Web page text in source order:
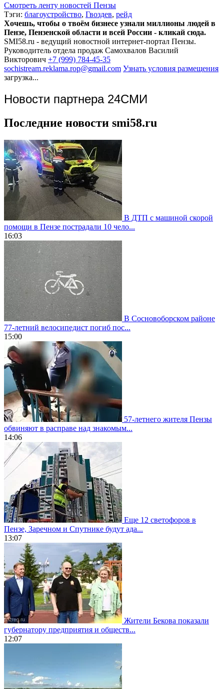
Смотреть ленту новостей Пензы
Тэги: благоустройство, Гвоздев, рейд
Хочешь, чтобы о твоём бизнесе узнали миллионы людей в
Пензе, Пензенской области и всей России - кликай сюда.
SMI58.ru - ведущий новостной интернет-портал Пензы.
Руководитель отдела продаж Самохвалов Василий
Викторович +7 (999) 784-45-35
sochistream.reklama.rop@gmail.com Узнать условия размещения
загрузка...
Новости партнера 24СМИ
Последние новости smi58.ru
В ДТП с машиной скорой
помощи в Пензе пострадали 10 чело...
16:03
В Сосновоборском районе
77-летний велосипедист погиб пос...
15:00
57-летнего жителя Пензы
обвиняют в расправе над знакомым...
14:06
Еще 12 светофоров в
Пензе, Заречном и Спутнике будут ада...
13:07
Жители Бекова показали
губернатору предприятия и обществ...
12:07